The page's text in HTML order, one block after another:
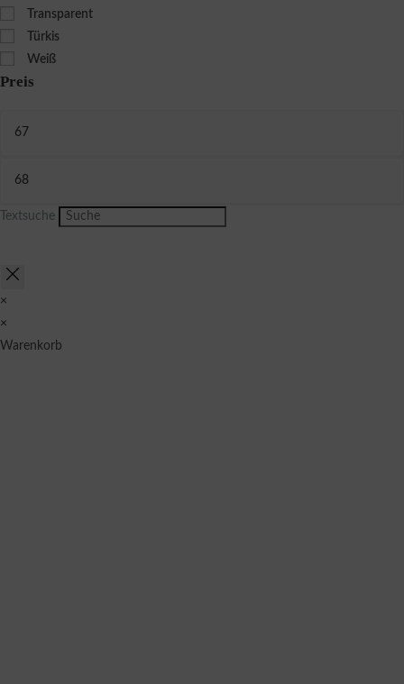
Transparent
Türkis
Weiß
Preis
Textsuche
×
×
Warenkorb